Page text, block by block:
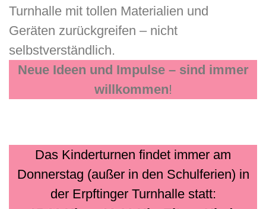
Turnhalle mit tollen Materialien und
Geräten zurückgreifen – nicht
selbstverständlich.
Neue Ideen und Impulse – sind immer
willkommen!
Das Kinderturnen findet immer am
Donnerstag (außer in den Schulferien) in
der Erpftinger Turnhalle statt: